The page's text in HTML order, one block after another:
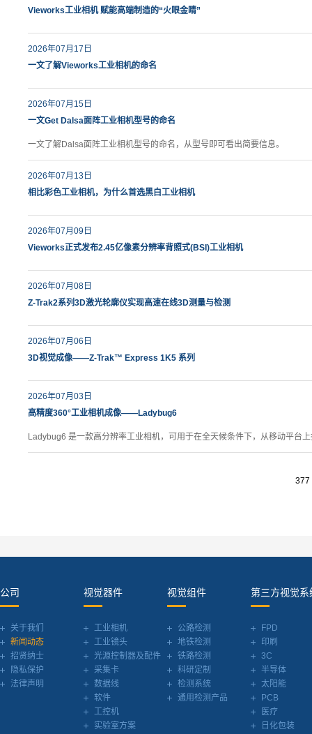
Vieworks工业相机 赋能高端制造的“火眼金睛”
2026年07月17日
一文了解Vieworks工业相机的命名
2026年07月15日
一文Get Dalsa面阵工业相机型号的命名
一文了解Dalsa面阵工业相机型号的命名，从型号即可看出简要信息。
2026年07月13日
相比彩色工业相机，为什么首选黑白工业相机
2026年07月09日
Vieworks正式发布2.45亿像素分辨率背照式(BSI)工业相机
2026年07月08日
Z-Trak2系列3D激光轮廓仪实现高速在线3D测量与检测
2026年07月06日
3D视觉成像——Z-Trak™ Express 1K5 系列
2026年07月03日
高精度360°工业相机成像——Ladybug6
Ladybug6 是一款高分辨率工业相机，可用于在全天候条件下，从移动平台
377
公司
关于我们
新闻动态
招贤纳士
隐私保护
法律声明
视觉器件
工业相机
工业镜头
光源控制器及配件
采集卡
数据线
软件
工控机
实验室方案
视觉组件
公路检测
地铁检测
铁路检测
科研定制
检测系统
通用检测产品
第三方视觉系
FPD
印刷
3C
半导体
太阳能
PCB
医疗
日化包装